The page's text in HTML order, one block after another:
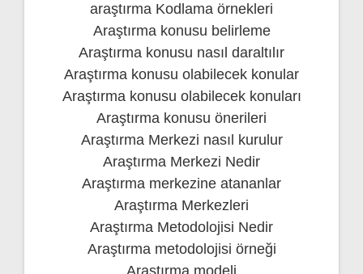
araştırma Kodlama örnekleri
Araştırma konusu belirleme
Araştırma konusu nasıl daraltılır
Araştırma konusu olabilecek konular
Araştırma konusu olabilecek konuları
Araştırma konusu önerileri
Araştırma Merkezi nasıl kurulur
Araştırma Merkezi Nedir
Araştırma merkezine atananlar
Araştırma Merkezleri
Araştırma Metodolojisi Nedir
Araştırma metodolojisi örneği
Araştırma modeli